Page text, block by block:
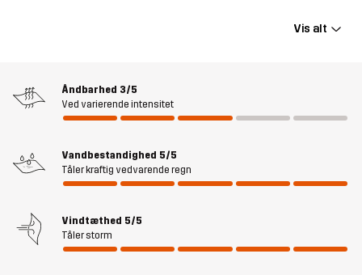
Påfyldning 100% Polyester
Åndbarhed: 10 000 g/m²/24h
Vægt
Designet til ALLROUND ALPINT SKILØB
Vis alt
Åndbarhed 3/5
Ved varierende intensitet
Vandbestandighed 5/5
Tåler kraftig vedvarende regn
Vindtæthed 5/5
Tåler storm